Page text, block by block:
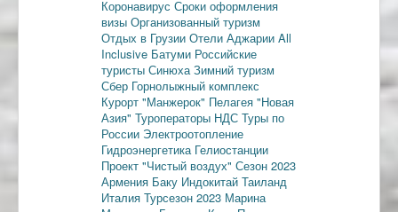
Коронавирус Сроки оформления
визы Организованный туризм
Отдых в Грузии Отели Аджарии All
Inclusive Батуми Российские
туристы СинюхаЗимний туризм
Сбер Горнолыжный комплекс
Курорт "Манжерок" Пелагея "Новая
Азия" Туроператоры НДС Туры по
России Электроотопление
Гидроэнергетика Гелиостанции
Проект "Чистый воздух" Сезон 2023
Армения Баку Индокитай Таиланд
Италия Турсезон 2023 Марина